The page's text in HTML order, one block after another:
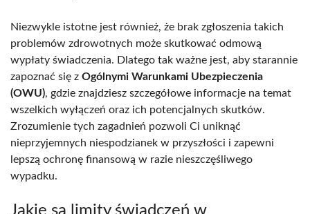
Niezwykle istotne jest również, że brak zgłoszenia takich
problemów zdrowotnych może skutkować odmową
wypłaty świadczenia. Dlatego tak ważne jest, aby starannie
zapoznać się z Ogólnymi Warunkami Ubezpieczenia
(OWU), gdzie znajdziesz szczegółowe informacje na temat
wszelkich wyłączeń oraz ich potencjalnych skutków.
Zrozumienie tych zagadnień pozwoli Ci uniknąć
nieprzyjemnych niespodzianek w przyszłości i zapewni
lepszą ochronę finansową w razie nieszczęśliwego
wypadku.
Jakie są limity świadczeń w